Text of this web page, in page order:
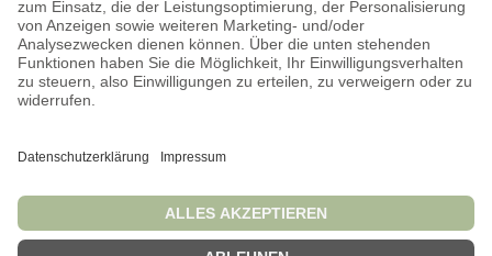
Offizieller Onlineshop für Privatkunden. Alle Preise inkl. gesetzl.
Wir sind stets bemüht, aktuelle und vollständige Informationen auf